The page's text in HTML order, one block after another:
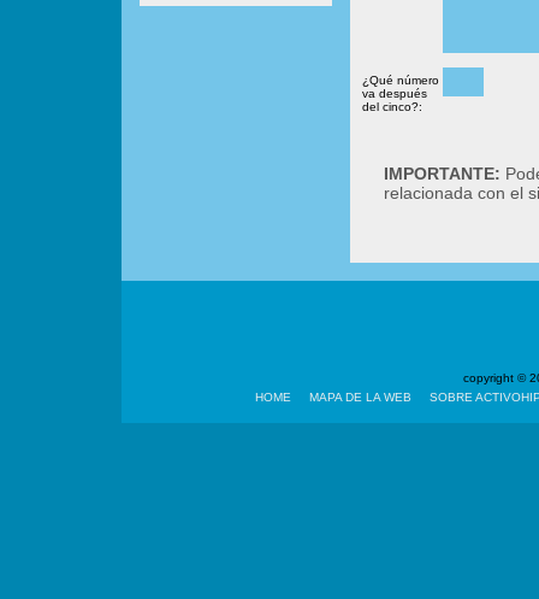
¿Qué número
va después
del cinco?:
IMPORTANTE:
relacionada con el
copyright ©
HOME
MAPA DE LA WEB SOBRE